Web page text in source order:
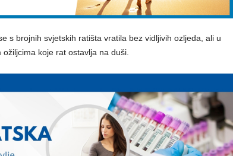
s brojnih svjetskih ratišta vratila bez vidljivih ozljeda, ali u
koje rat ostavlja na duši.